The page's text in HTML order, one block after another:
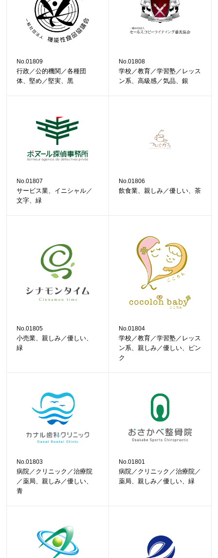
No.01809
行政／公的機関／各種団
体、堅め／堅実、黒
No.01808
学校／教育／学習塾／レッス
ン系、高級感／気品、銀
No.01807
サービス業、イニシャル／
文字、緑
No.01806
飲食業、親しみ／優しい、茶
No.01805
小売業、親しみ／優しい、
緑
No.01804
学校／教育／学習塾／レッス
ン系、親しみ／優しい、ピン
ク
No.01803
病院／クリニック／治療院
／薬局、親しみ／優しい、
青
No.01801
病院／クリニック／治療院／
薬局、親しみ／優しい、緑